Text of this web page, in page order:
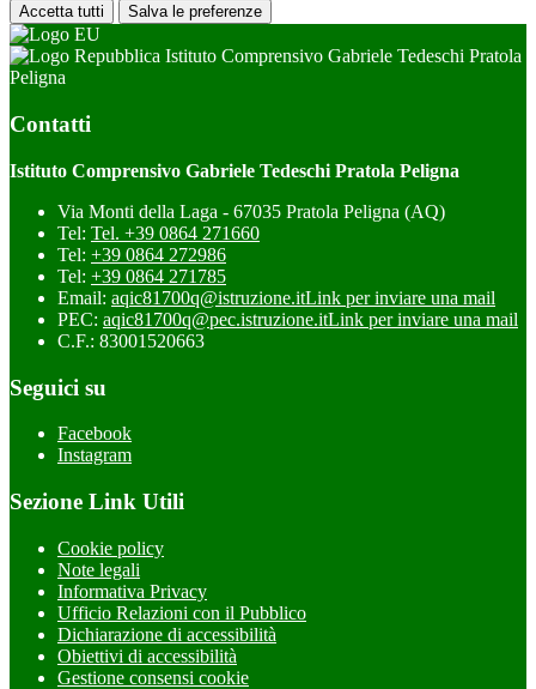
Accetta tutti Salva le preferenze
Istituto Comprensivo Gabriele Tedeschi Pratola
Peligna
Contatti
Istituto Comprensivo Gabriele Tedeschi Pratola Peligna
Via Monti della Laga - 67035 Pratola Peligna (AQ)
Tel: Tel. +39 0864 271660
Tel: +39 0864 272986
Tel: +39 0864 271785
Email: aqic81700q@istruzione.itLink per inviare una mail
PEC: aqic81700q@pec.istruzione.itLink per inviare una mail
C.F.: 83001520663
Seguici su
Facebook
Instagram
Sezione Link Utili
Cookie policy
Note legali
Informativa Privacy
Ufficio Relazioni con il Pubblico
Dichiarazione di accessibilità
Obiettivi di accessibilità
Gestione consensi cookie